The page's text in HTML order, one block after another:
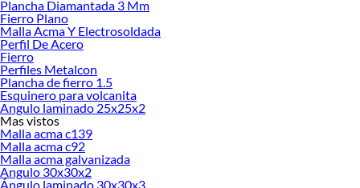
ti y para tus proyectos junto a Sodimac - Homecenter y entrégale resistencia y
durabilidad a tu obra. ¡Qué esperas para visitarnos! ¡Te esperamos!
¿Qué son los perfiles Metalcon Vulcometal?
Losperfiles Metalcon
estructurales fabricados en acero galvanizado conformado en frío. Este sistema
constructivo se ha consolidado como una alternativa moderna, eficiente y
versátil frente a materiales tradicionales como la madera o el hormigón. Su
principal característica es la ligereza combinada con alta resistencia, lo que
permite construir estructuras sólidas sin aumentar el peso total del proyecto.
Soluciones que ofrecen en construcción liviana
Plancha Diamantada 3 Mm
Fierro Plano
Malla Acma Y Electrosoldada
Perfil De Acero
Fierro
Perfiles Metalcon
Plancha de fierro 1.5
Esquinero para volcanita
Angulo laminado 25x25x2
Mas vistos
Malla acma c139
Malla acma c92
Malla acma galvanizada
Angulo 30x30x2
Ángulo laminado 30x30x3